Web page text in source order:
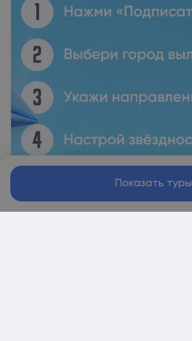
Показать туры